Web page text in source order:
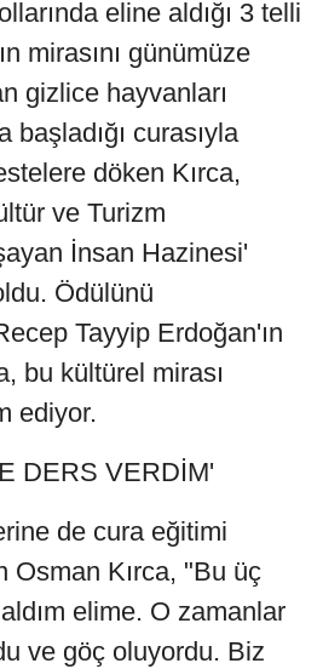
eline aldığı 3 telli
mirasını günümüze
gizlice hayvanları
başladığı curasıyla
döken Kırca,
ve Turizm
İnsan Hazinesi'
Ödülünü
Tayyip Erdoğan'ın
bu kültürel mirası
ediyor.
DERS VERDİM'
de cura eğitimi
Osman Kırca, "Bu üç
elime. O zamanlar
ve göç oluyordu. Biz